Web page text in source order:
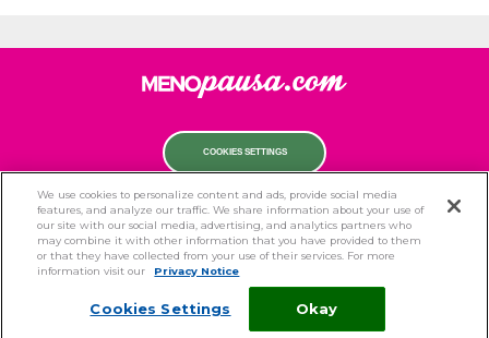
COOKIES SETTINGS
Privacy Notice | Cookie Statement | Cookie List
© 2018 PERRIGO ITALIA Srl All Rights Reserved
Sede legale e amministrativa: Viale dell’arte 25, 00144 Roma (Italia) | Cod. Fisc e
P.IVA: 08923130010 | REA 1080439
PERRIGO ITALIA Srl| Capitale Sociale: € 6.012.000 i.v.
In qualità di Affiliato Amazon io ricevo un guadagno dagli acquisti idonei.
We use cookies to personalize content and ads, provide social media
features, and analyze our traffic. We share information about your use of
our site with our social media, advertising, and analytics partners who
may combine it with other information that you have provided to them
or that they have collected from your use of their services. For more
information visit our
Privacy Notice
Cookies Settings Okay